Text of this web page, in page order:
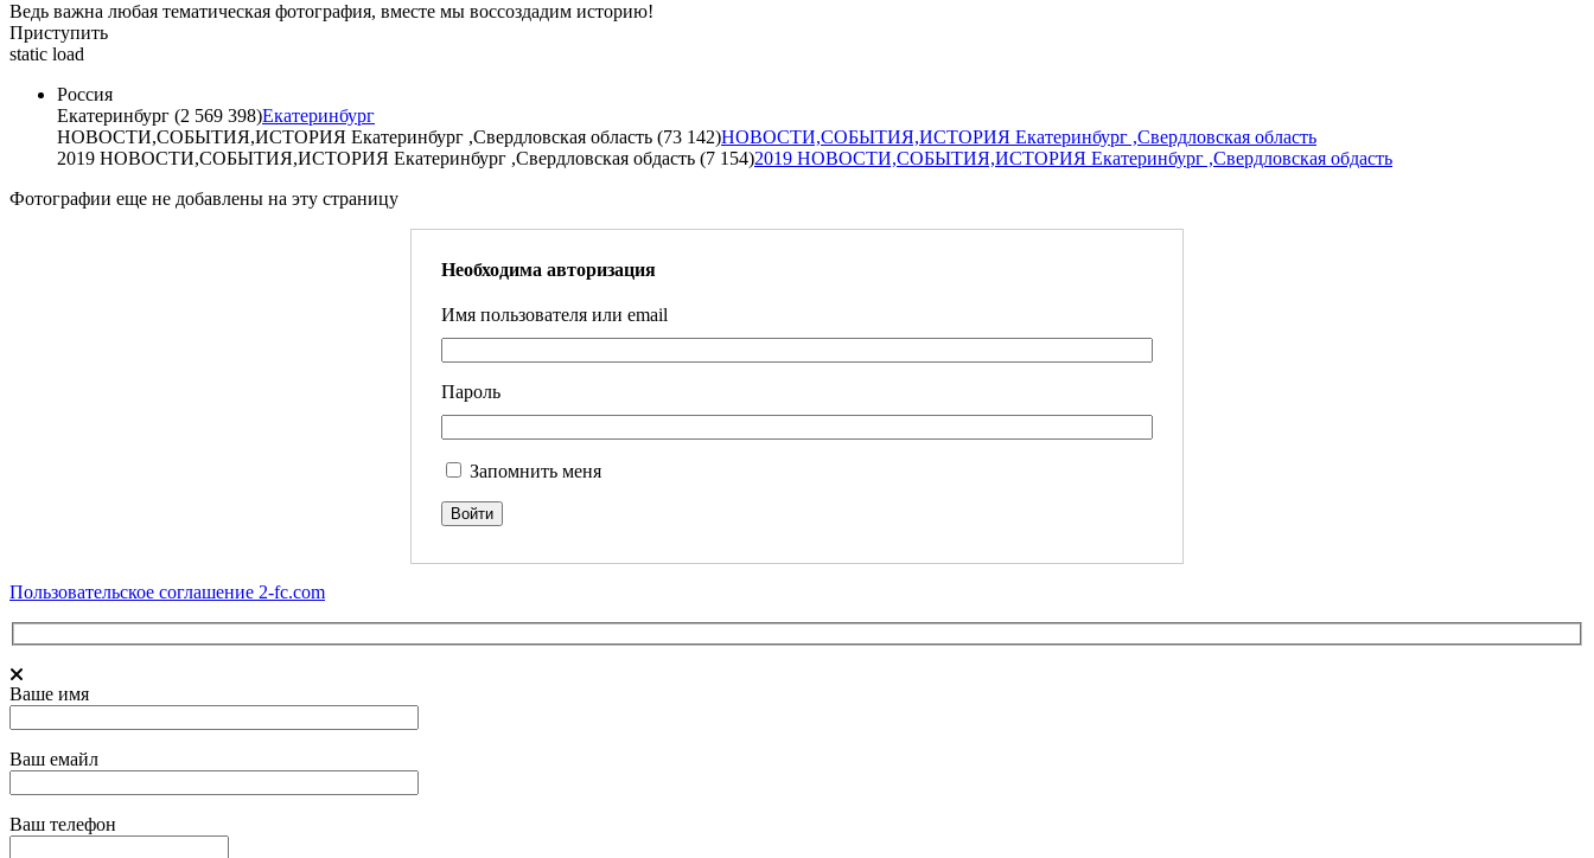
Ведь важна любая тематическая фотография, вместе мы воссоздадим историю!
Приступить
static load
Россия
Екатеринбург (2 569 398)Екатеринбург
НОВОСТИ,СОБЫТИЯ,ИСТОРИЯ Екатеринбург ,Свердловская область (73 142)НОВОСТИ,СОБЫТИЯ,ИСТОРИЯ Екатеринбург ,Свердловская область
2019 НОВОСТИ,СОБЫТИЯ,ИСТОРИЯ Екатеринбург ,Свердловская обдасть (7 154)2019 НОВОСТИ,СОБЫТИЯ,ИСТОРИЯ Екатеринбург ,Свердловская обдасть
Фотографии еще не добавлены на эту страницу
Необходима авторизация
Имя пользователя или email
Пароль
Запомнить меня
Пользовательское соглашение 2-fc.com
Ваше имя
Ваш емайл
Ваш телефон